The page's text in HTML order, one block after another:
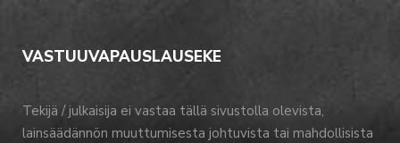
VASTUUVAPAUSLAUSEKE
Tekijä / julkaisija ei vastaa tällä sivustolla olevista,
lainsäädännön muuttumisesta johtuvista tai mahdollisista